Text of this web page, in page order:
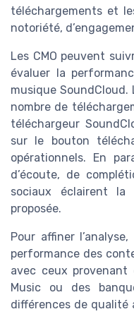
téléchargements et
notoriété,
Les CMO peuvent
évaluer la
musique
nombre de
téléchargeur
sur le bouton
opérationnels. En
d’écoute, de
sociaux éclairent la
proposée.
Pour affiner
performance des
avec ceux provenant
Music ou des
différences de qualité